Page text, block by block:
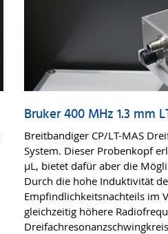
Bruker 400 MHz 1.3 mm
Breitbandiger CP/LT-MAS
System. Dieser Probenkopf
µL, bietet dafür aber die
Durch die hohe Induktivität
Empfindlichkeitsnachteils im
gleichzeitig höhere